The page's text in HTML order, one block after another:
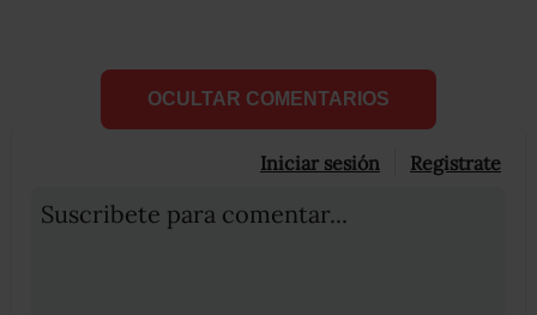
OCULTAR COMENTARIOS
Iniciar sesión Registrate
Suscribete para comentar...